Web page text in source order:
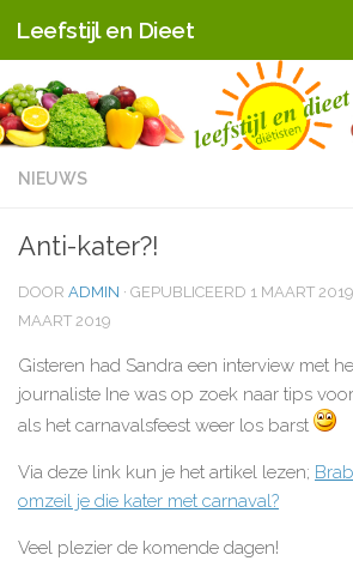
Doorgaan naar inhoud
Leefstijl en Dieet
NIEUWS
Anti-kater?!
DOOR ADMIN · GEPUBLICEERD 1 MAART 2019
MAART 2019
Gisteren had Sandra een interview met
journaliste Ine was op zoek naar tips
als het carnavalsfeest weer los barst
Via deze link kun je het artikel lezen;
omzeil je die kater met carnaval?
Veel plezier de komende dagen!